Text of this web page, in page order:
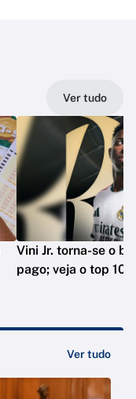
Ver tudo
Vini Jr. torna-se o
pago; veja o top 10
Ver tudo